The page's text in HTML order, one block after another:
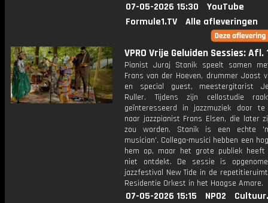
07-05-2026 15:30
YouTube
Formule1.TV
Alle afleveringen
VPRO Vrije Geluiden Sessies: Afl.
Pianist Juraj Stanik speelt samen
Frans van der Hoeven, drummer Joost
en special guest, meestergitarist
Ruller. Tijdens zijn cellostudie
geïnteresseerd in jazzmuziek door
naar jazzpianist Frans Elsen, die later
zou worden. Stanik is een echte
musician'. Collega-musici hebben een
hem op, maar het grote publiek heeft
niet ontdekt. De sessie is
jazzfestival New Tide in de
Residentie Orkest in het Haagse Amare.
07-05-2026 15:15 NPO2